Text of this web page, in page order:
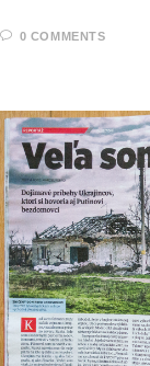
0 COMMENTS